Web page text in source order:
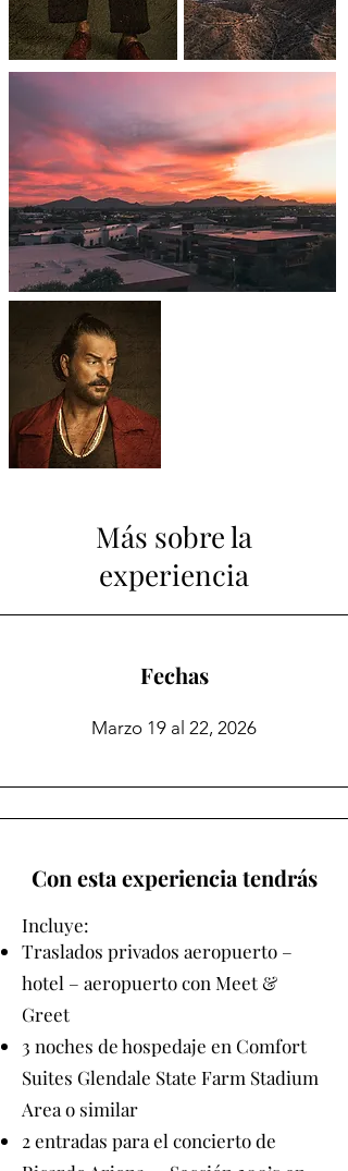
Más sobre la
experiencia
Fechas
Marzo 19 al 22, 2026
Con esta experiencia tendrás
Incluye:
Traslados privados aeropuerto –
hotel – aeropuerto con Meet &
Greet
3 noches de hospedaje en Comfort
Suites Glendale State Farm Stadium
Area o similar
2 entradas para el concierto de